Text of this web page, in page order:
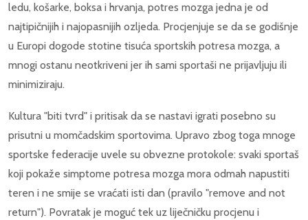
ledu, košarke, boksa i hrvanja, potres mozga jedna je od
najtipičnijih i najopasnijih ozljeda. Procjenjuje se da se godišnje
u Europi dogode stotine tisuća sportskih potresa mozga, a
mnogi ostanu neotkriveni jer ih sami sportaši ne prijavljuju ili
minimiziraju.
Kultura "biti tvrd" i pritisak da se nastavi igrati posebno su
prisutni u momčadskim sportovima. Upravo zbog toga mnoge
sportske federacije uvele su obvezne protokole: svaki sportaš
koji pokaže simptome potresa mozga mora odmah napustiti
teren i ne smije se vraćati isti dan (pravilo "remove and not
return"). Povratak je moguć tek uz liječničku procjenu i